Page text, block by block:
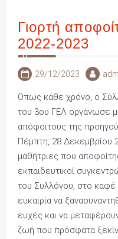
Γιορτή
2022-2023
29/12/2023
Όπως κάθε χρόνο, ο
του 3ου ΓΕΛ οργάνωσε
απόφοιτους της
Πέμπτη, 28 Δεκεμβρίου
μαθήτριες που
εκπαιδευτικοί
του Συλλόγου, στο καφέ
ευκαιρία να
ευχές και να
ζωή που πρόσφατα